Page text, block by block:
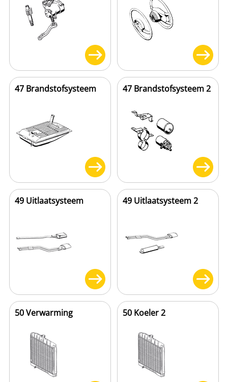
47 Brandstofsysteem 47 Brandstofsysteem 2
49 Uitlaatsysteem 49 Uitlaatsysteem 2
50 Verwarming 50 Koeler 2